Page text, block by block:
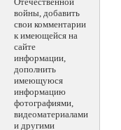
войны, добавить
свои комментарии
к имеющейся на
сайте
информации,
дополнить
имеющуюся
информацию
фотографиями,
видеоматериалами
и другими